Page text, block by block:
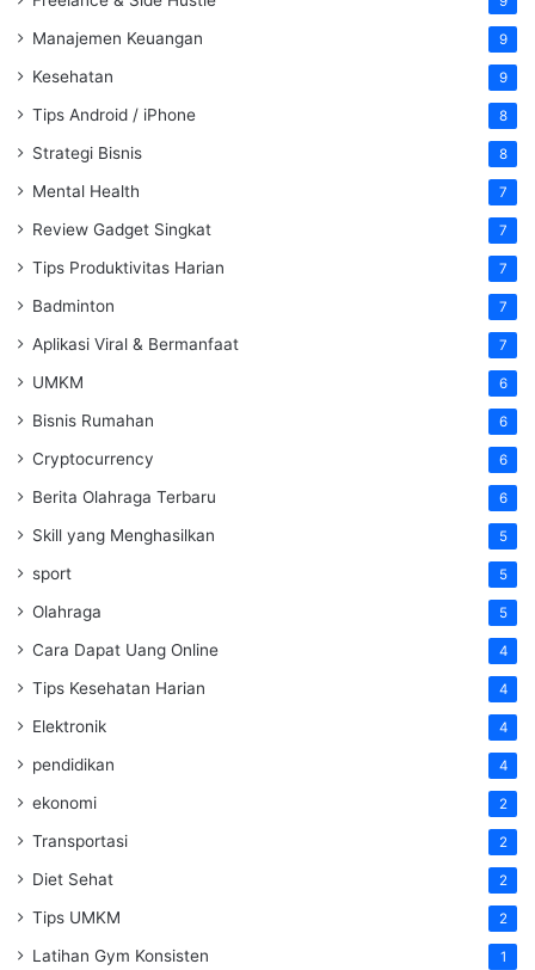
Manajemen Keuangan 9
Kesehatan 9
Tips Android / iPhone 8
Strategi Bisnis 8
Mental Health 7
Review Gadget Singkat 7
Tips Produktivitas Harian 7
Badminton 7
Aplikasi Viral & Bermanfaat 7
UMKM 6
Bisnis Rumahan 6
Cryptocurrency 6
Berita Olahraga Terbaru 6
Skill yang Menghasilkan 5
sport 5
Olahraga 5
Cara Dapat Uang Online 4
Tips Kesehatan Harian 4
Elektronik 4
pendidikan 4
ekonomi 2
Transportasi 2
Diet Sehat 2
Tips UMKM 2
Latihan Gym Konsisten 1